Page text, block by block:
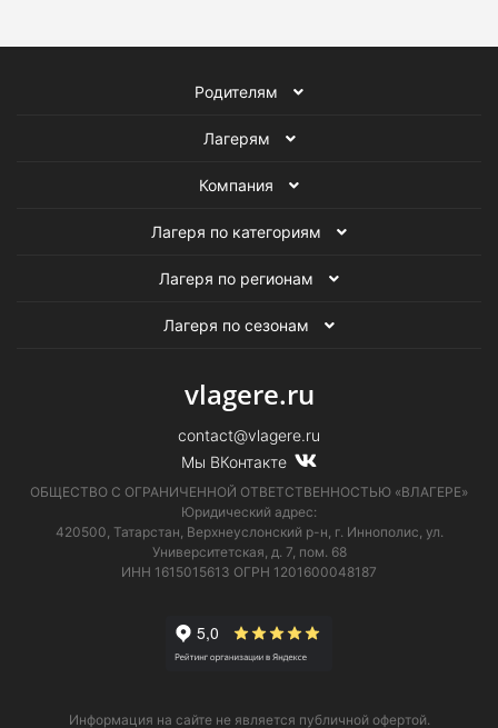
Родителям
Лагерям
Компания
Лагеря по категориям
Лагеря по регионам
Лагеря по сезонам
vlagere.ru
contact@vlagere.ru
Мы ВКонтакте
ОБЩЕСТВО С ОГРАНИЧЕННОЙ ОТВЕТСТВЕННОСТЬЮ «ВЛАГЕРЕ»
Юридический адрес:
420500, Татарстан, Верхнеуслонский р-н, г. Иннополис, ул.
Университетская, д. 7, пом. 68
ИНН 1615015613 ОГРН 1201600048187
Информация на сайте не является публичной офертой.